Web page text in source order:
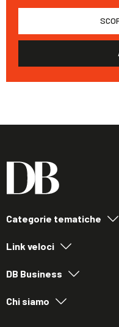
Categorie tematiche
Link veloci
DB Business
Chi siamo